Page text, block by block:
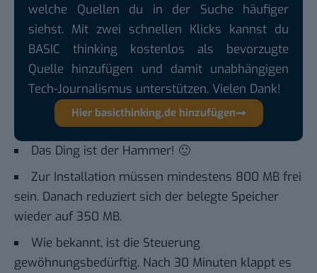
welche Quellen du in der Suche häufiger
siehst. Mit zwei schnellen Klicks kannst du
BASIC thinking kostenlos als bevorzugte
Quelle hinzufügen und damit unabhängigen
Tech-Journalismus unterstützen. Vielen Dank!
Hier basicthinking.de hinzufügen
Das Ding ist der Hammer! 🙂
Zur Installation müssen mindestens 800 MB frei
sein. Danach reduziert sich der belegte Speicher
wieder auf 350 MB.
Wie bekannt, ist die Steuerung
gewöhnungsbedürftig. Nach 30 Minuten klappt es